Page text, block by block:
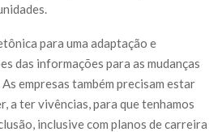
para uma adaptação e
das informações para as mudanças
empresas também precisam estar
a ter vivências, para que tenhamos
inclusive com planos de carreira